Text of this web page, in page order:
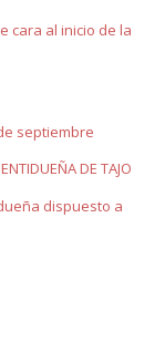
cara al inicio de la
septiembre
DE TAJO
dispuesto a